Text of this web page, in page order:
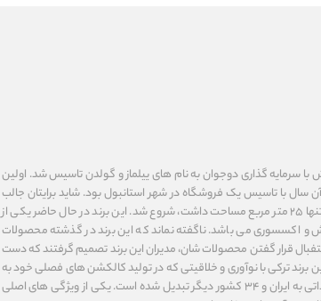
سال ۱۹۹۸، یعنی حدود ۲۵ سال پیش با سرمایه گذاری دوجوان به نام های ییلماز و گولدن تاسیس شد. اولین
سال با تاسیس یک فروشگاه در شهر استانبول بود. شاید برایتان جالب
باشد که کار این برند در یک فروشگاه کوچک که تنها ۲۵ متر مربع مساحت داشت، شروع شد. این برند در حال حاضر یکی از
و اکسسوری می باشد. ناگفته نماند که این برند در گذشته محصولات
قرار گفتن محصولات شان، مدیران این برند تصمیم گرفتند که دست
برند ترکی با نوآوری ‌و خلاقیتی که در تولید کالکشن های فصلی خود به
خرج می‌دهد به یکی از محبوب‌ترین برندهای وارداتی به ایران و ۳۴ کشور دیگر تبدیل شده‌ است. یکی از ویژگی های اصلی